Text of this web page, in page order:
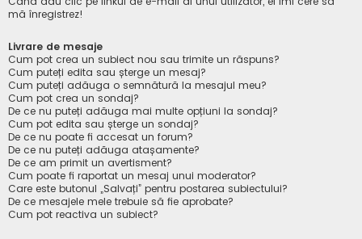
mă înregistrez!
Livrare de mesaje
Cum pot crea un subiect nou sau trimite un răspuns?
Cum puteți edita sau șterge un mesaj?
Cum puteți adăuga o semnătură la mesajul meu?
Cum pot crea un sondaj?
De ce nu puteți adăuga mai multe opțiuni la sondaj?
Cum pot edita sau șterge un sondaj?
De ce nu poate fi accesat un forum?
De ce nu puteți adăuga atașamente?
De ce am primit un avertisment?
Cum poate fi raportat un mesaj unui moderator?
Care este butonul „Salvați” pentru postarea subiectului?
De ce mesajele mele trebuie să fie aprobate?
Cum pot reactiva un subiect?